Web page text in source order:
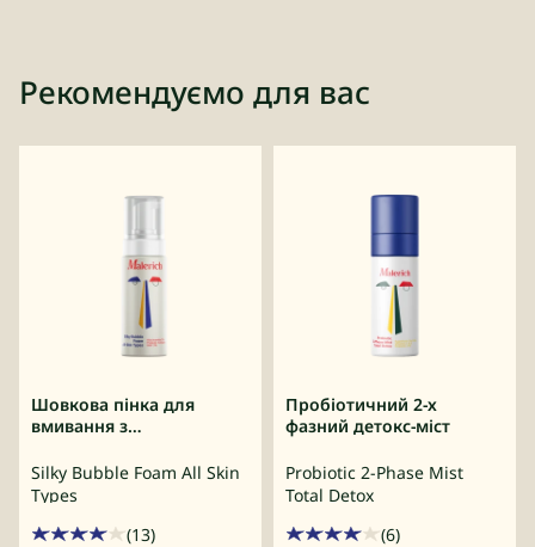
Рекомендуємо для вас
Шовкова пінка для
вмивання з
Silky Bubble Foam All Skin
Types
(13)
Пробіотичний 2-х
фазний детокс-міст
Probiotic 2-Phase Mist
Total Detox
(6)